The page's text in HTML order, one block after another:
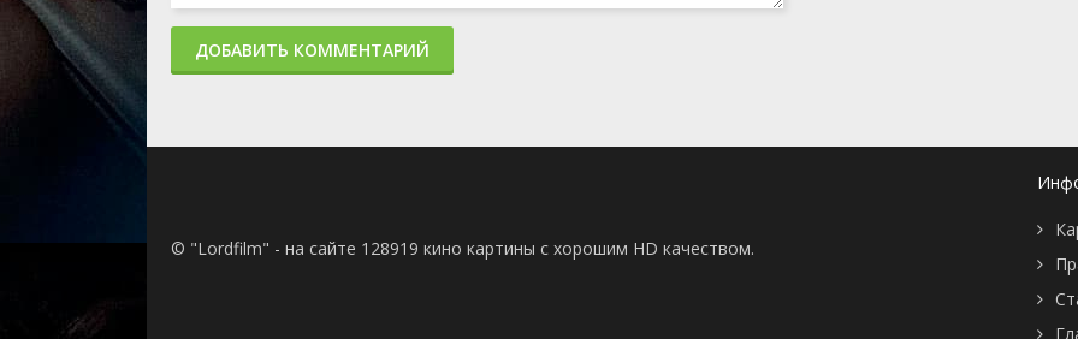
ДОБАВИТЬ КОММЕНТАРИЙ
© "Lordfilm" - на сайте 128919 кино картины с хорошим HD качеством.